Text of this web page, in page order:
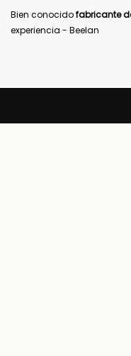
Bien conocidofabricante
experiencia - Beelan